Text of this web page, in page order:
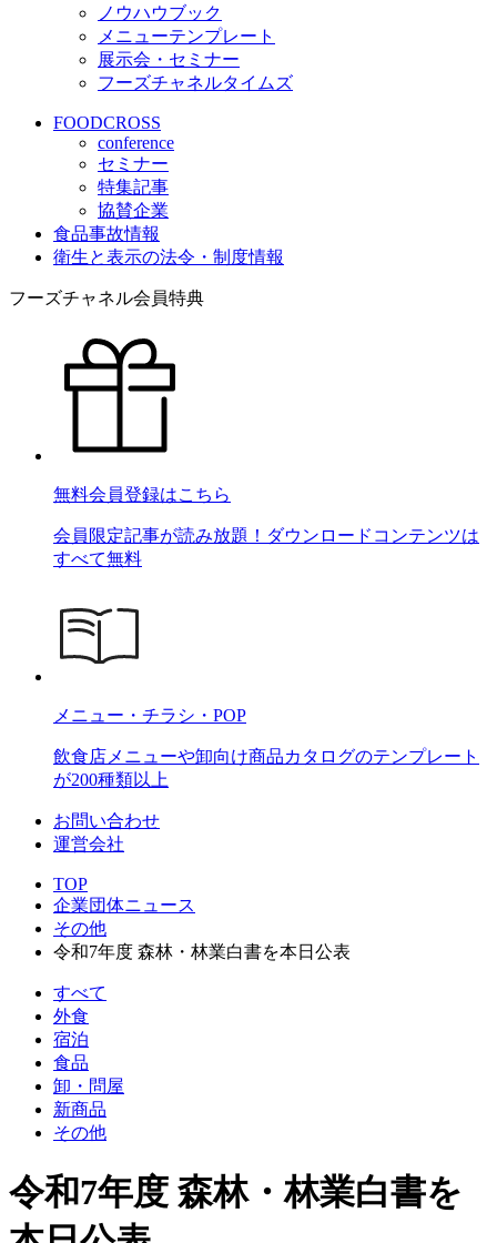
ノウハウブック
メニューテンプレート
展示会・セミナー
フーズチャネルタイムズ
FOODCROSS
conference
セミナー
特集記事
協賛企業
食品事故情報
衛生と表示の法令・制度情報
フーズチャネル会員特典
無料会員登録はこちら
会員限定記事が読み放題！ダウンロードコンテンツは
すべて無料
メニュー・チラシ・POP
飲食店メニューや卸向け商品カタログのテンプレート
が200種類以上
お問い合わせ
運営会社
TOP
企業団体ニュース
その他
令和7年度 森林・林業白書を本日公表
すべて
外食
宿泊
食品
卸・問屋
新商品
その他
令和7年度 森林・林業白書を